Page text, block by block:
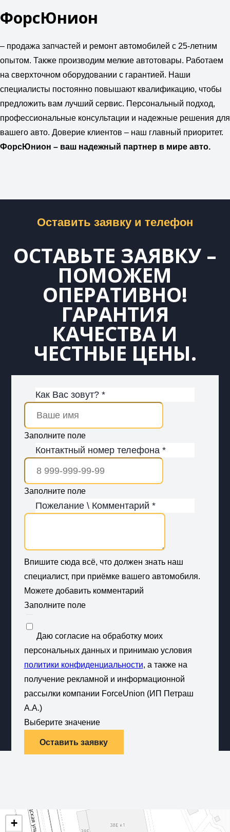
ФорсЮнион
– продажа запчастей и ремонт автомобилей с 25-летним
опытом. Также производим мелкие автотовары. Работаем
на сверхточном оборудовании с гарантией. Наши
специалисты постоянно повышают квалификацию, чтобы
предложить вам лучший сервис. Персональный подход,
профессиональные консультации и надежные решения для
вашего авто. Доверие клиентов – наш главный приоритет.
ФорсЮнион – ваш надежный партнер в мире авто.
Оставить заявку и телефон
ОСТАВЬТЕ ЗАЯВКУ –
ПОМОЖЕМ
ОПЕРАТИВНО!
ГАРАНТИЯ
КАЧЕСТВА И
ЧЕСТНЫЕ ЦЕНЫ.
Как Вас зовут? *
Заполните поле
Контактный номер телефона *
Заполните поле
Пожелание \ Комментарий *
Впишите сюда всё, что должен знать наш
специалист, при приёмке вашего автомобиля.
Можете добавить комментарий
Заполните поле
Даю согласие на обработку моих
персональных данных и принимаю условия
политики конфиденциальности, а также на
получение рекламной и информационной
рассылки компании ForceUnion (ИП Петраш
А.А.)
Выберите значение
Оставить заявку
+